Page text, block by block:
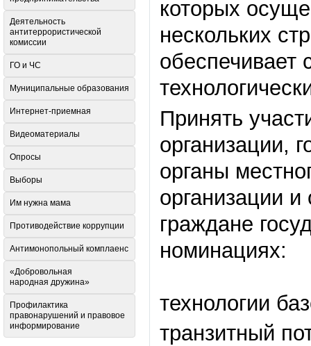
которых
нескольких
обеспечивает
Принять
организации,
органы
организации
граждане
номинациях:
технологии
транзитный
Деятельность
антитеррористической
комиссии
ГО и ЧС
Муниципальные образования
Интернет-приемная
Видеоматериалы
Опросы
Выборы
Им нужна мама
Противодействие коррупции
Антимонопольный комплаенс
«Добровольная
народная дружина»
Профилактика
правонарушений и правовое
информирование